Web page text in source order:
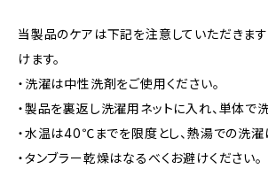
当製品のケアは下記を注意していただきま
けます。
・洗濯は中性洗剤をご使用ください。
・製品を裏返し洗濯用ネットに入れ、単体で洗
・水温は40℃までを限度とし、熱湯での洗濯
・タンブラー乾燥はなるべくお避けください。